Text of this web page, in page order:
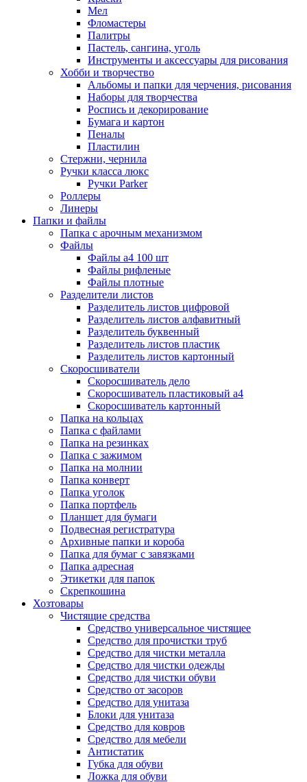
Мел
Фломастеры
Палитры
Пастель, сангина, уголь
Инструменты и аксессуары для рисования
Хобби и творчество
Альбомы и папки для черчения, рисования
Наборы для творчества
Роспись и декорирование
Бумага и картон
Пеналы
Пластилин
Стержни, чернила
Ручки класса люкс
Ручки Parker
Роллеры
Линеры
Папки и файлы
Папка с арочным механизмом
Файлы
Файлы а4 100 шт
Файлы рифленые
Файлы плотные
Разделители листов
Разделитель листов цифровой
Разделитель листов алфавитный
Разделитель буквенный
Разделитель листов пластик
Разделитель листов картонный
Скоросшиватели
Скоросшиватель дело
Скоросшиватель пластиковый а4
Скоросшиватель картонный
Папка на кольцах
Папка с файлами
Папка на резинках
Папка с зажимом
Папка на молнии
Папка конверт
Папка уголок
Папка портфель
Планшет для бумаги
Подвесная регистратура
Архивные папки и короба
Папка для бумаг с завязками
Папка адресная
Этикетки для папок
Скрепкошина
Хозтовары
Чистящие средства
Средство универсальное чистящее
Средство для прочистки труб
Средство для чистки металла
Средство для чистки одежды
Средство для чистки обуви
Средство от засоров
Средство для унитаза
Блоки для унитаза
Средство для ковров
Средство для мебели
Антистатик
Губка для обуви
Ложка для обуви